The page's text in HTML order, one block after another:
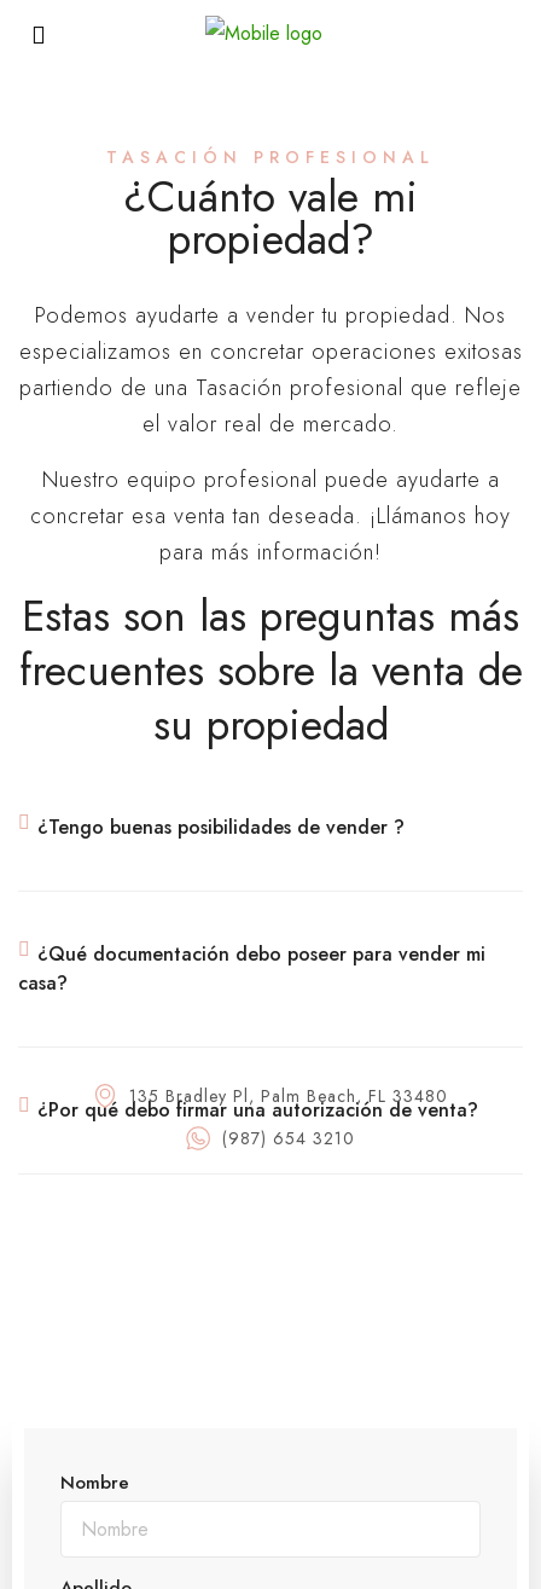
TASACIÓN PROFESIONAL
¿Cuánto vale mi
propiedad?
Podemos ayudarte a vender tu propiedad. Nos
especializamos en concretar operaciones exitosas
partiendo de una Tasación profesional que refleje
el valor real de mercado.
Nuestro equipo profesional puede ayudarte a
concretar esa venta tan deseada. ¡Llámanos hoy
para más información!
Estas son las preguntas más
frecuentes sobre la venta de
su propiedad
¿Tengo buenas posibilidades de vender ?
¿Qué documentación debo poseer para vender mi
casa?
¿Por qué debo firmar una autorización de venta?
135 Bradley Pl, Palm Beach, FL 33480
(987) 654 3210
Nombre